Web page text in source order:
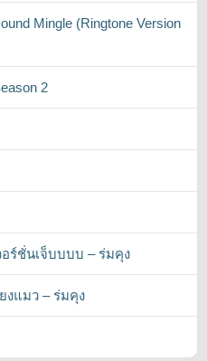
Mingle (Ringtone Version
2
อร์ชั่นเจ็บบบบ – ร่มคุง
งแมว – ร่มคุง